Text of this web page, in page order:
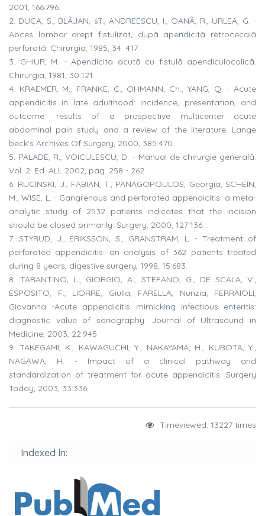
2001, 166:796.
2. DUCA, S., BLÃJAN, sT., ANDREESCU, I., OANÃ, R., URLEA, G. -
Abces lombar drept fistulizat, dupã apendicitã retrocecalã
perforatã. Chirurgia, 1985, 34: 417.
3. GHIUR, M. - Apendicita acutã cu fistulã apendiculocolicã.
Chirurgia, 1981, 30:121.
4. KRAEMER, M., FRANKE, C., OHMANN, Ch., YANG, Q. - Acute
appendicitis in late adulthood: incidence, presentation, and
outcome. results of a prospective multicenter acute
abdominal pain study and a review of the literature. Lange
beck's Archives Of Surgery, 2000, 385:470.
5. PALADE, R., VOICULESCU, D. - Manual de chirurgie generalã.
Vol. 2. Ed. ALL 2002, pag. 258 - 262.
6. RUCINSKI, J., FABIAN, T., PANAGOPOULOS, Georgia, SCHEIN,
M., WISE, L. - Gangrenous and perforated appendicitis: a meta-
analytic study of 2532 patients indicates that the incision
should be closed primarily. Surgery, 2000, 127:136.
7. STYRUD, J., ERIKSSON, S., GRANSTRAM, L. - Treatment of
perforated appendicitis: an analysis of 362 patients treated
during 8 years, digestive surgery, 1998, 15:683.
8. TARANTINO, L., GIORGIO, A., STEFANO, G., DE SCALA, V.,
ESPOSITO, F., LIORRE, Giulia, FARELLA, Nunzia, FERRAIOLI,
Giovanna -Acute appendicitis mimicking infectious enteritis:
diagnostic value of sonography. Journal of Ultrasound in
Medicine, 2003, 22:945.
9. TAKEGAMI, K., KAWAGUCHI, Y., NAKAYAMA, H., KUBOTA, Y.,
NAGAWA, H. - Impact of a clinical pathway and
standardization of treatment for acute appendicitis. Surgery
Today, 2003, 33:336.
Timeviewed: 13227 times
Indexed In: